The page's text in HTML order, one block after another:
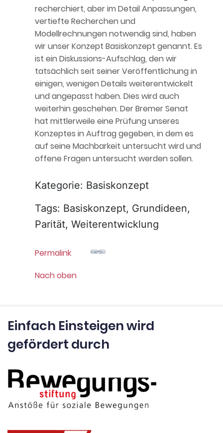
recherchiert, aber im Detail Anpassungen,
vertiefte Recherchen und
Modellrechnungen notwendig sind, haben
wir unser Konzept Basiskonzept genannt. Es
ist ein Diskussions-Aufschlag, den wir
tatsächlich seit seiner Veröffentlichung in
einigen, wenigen Details weiterentwickelt
und angepasst haben. Dies wird auch
weiterhin geschehen. Der Bremer Senat
hat mittlerweile eine Prüfung unseres
Konzeptes in Auftrag gegeben, in dem es
auf seine Machbarkeit untersucht wird und
offene Fragen untersucht werden sollen.
Kategorie: Basiskonzept
Tags: Basiskonzept, Grundideen,
Parität, Weiterentwicklung
Permalink
Nach oben
Einfach Einsteigen wird
gefördert durch